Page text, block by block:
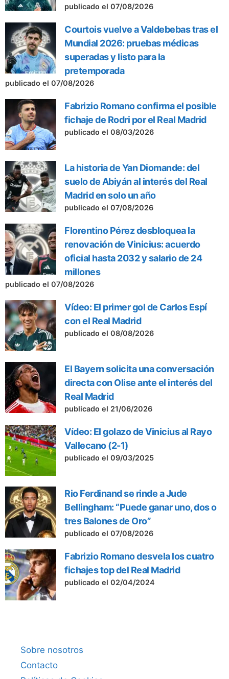
publicado el 07/08/2026
Courtois vuelve a Valdebebas tras el
Mundial 2026: pruebas médicas
superadas y listo para la
pretemporada
publicado el 07/08/2026
Fabrizio Romano confirma el posible
fichaje de Rodri por el Real Madrid
publicado el 08/03/2026
La historia de Yan Diomande: del
suelo de Abiyán al interés del Real
Madrid en solo un año
publicado el 07/08/2026
Florentino Pérez desbloquea la
renovación de Vinicius: acuerdo
oficial hasta 2032 y salario de 24
millones
publicado el 07/08/2026
Vídeo: El primer gol de Carlos Espí
con el Real Madrid
publicado el 08/08/2026
El Bayern solicita una conversación
directa con Olise ante el interés del
Real Madrid
publicado el 21/06/2026
Vídeo: El golazo de Vinicius al Rayo
Vallecano (2-1)
publicado el 09/03/2025
Rio Ferdinand se rinde a Jude
Bellingham: “Puede ganar uno, dos o
tres Balones de Oro”
publicado el 07/08/2026
Fabrizio Romano desvela los cuatro
fichajes top del Real Madrid
publicado el 02/04/2024
Sobre nosotros
Contacto